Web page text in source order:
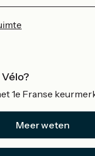
Vélo?
1e Franse
Meer weten